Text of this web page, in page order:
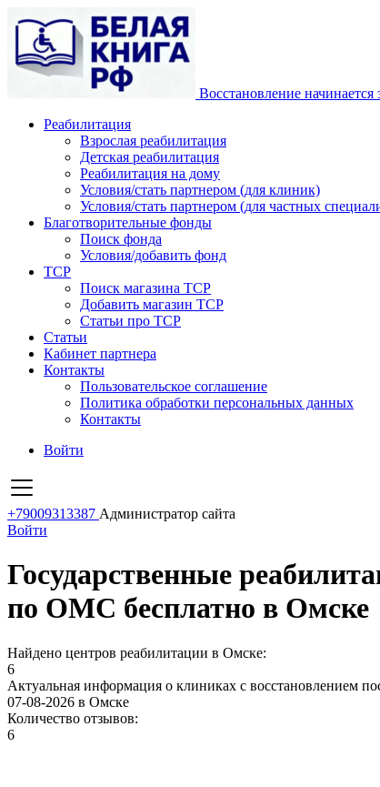
Восстановление начинается
Реабилитация
Взрослая реабилитация
Детская реабилитация
Реабилитация на дому
Условия/стать партнером (для клиник)
Условия/стать партнером (для частных
Благотворительные фонды
Поиск фонда
Условия/добавить фонд
ТСР
Поиск магазина ТСР
Добавить магазин ТСР
Статьи про ТСР
Статьи
Кабинет партнера
Контакты
Пользовательское соглашение
Политика обработки персональных данных
Контакты
Войти
+79009313387 Администратор сайта
Войти
Государственные
по ОМС бесплатно в Омске
Найдено центров реабилитации в Омске:
6
Актуальная информация о клиниках с восстановлением
07-08-2026 в Омске
Количество отзывов:
6